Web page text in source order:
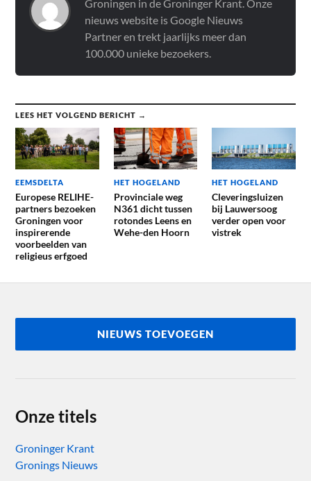
Groningen in de Groninger Krant. Onze
nieuws website is Google Nieuws
Partner en trekt jaarlijks meer dan
100.000 unieke bezoekers.
LEES HET VOLGEND BERICHT →
EEMSDELTA
Europese RELIHE-
partners bezoeken
Groningen voor
inspirerende
voorbeelden van
religieus erfgoed
HET HOGELAND
Provinciale weg
N361 dicht tussen
rotondes Leens en
Wehe-den Hoorn
HET HOGELAND
Cleveringsluizen
bij Lauwersoog
verder open voor
vistrek
NIEUWS TOEVOEGEN
Onze titels
Groninger Krant
Gronings Nieuws